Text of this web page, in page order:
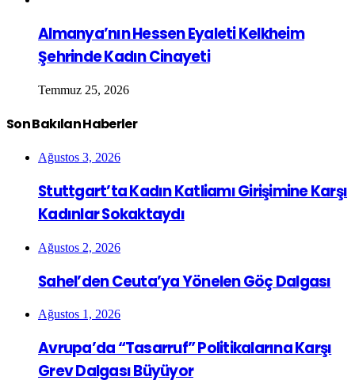
Almanya’nın Hessen Eyaleti Kelkheim
Şehrinde Kadın Cinayeti
Temmuz 25, 2026
Son Bakılan Haberler
Ağustos 3, 2026
Stuttgart’ta Kadın Katliamı Girişimine Karşı
Kadınlar Sokaktaydı
Ağustos 2, 2026
Sahel’den Ceuta’ya Yönelen Göç Dalgası
Ağustos 1, 2026
Avrupa’da “Tasarruf” Politikalarına Karşı
Grev Dalgası Büyüyor